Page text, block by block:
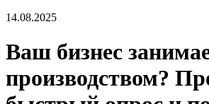
14.08.2025
Ваш бизнес
производством?